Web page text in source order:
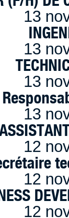
13
13
13
13
12
12
12